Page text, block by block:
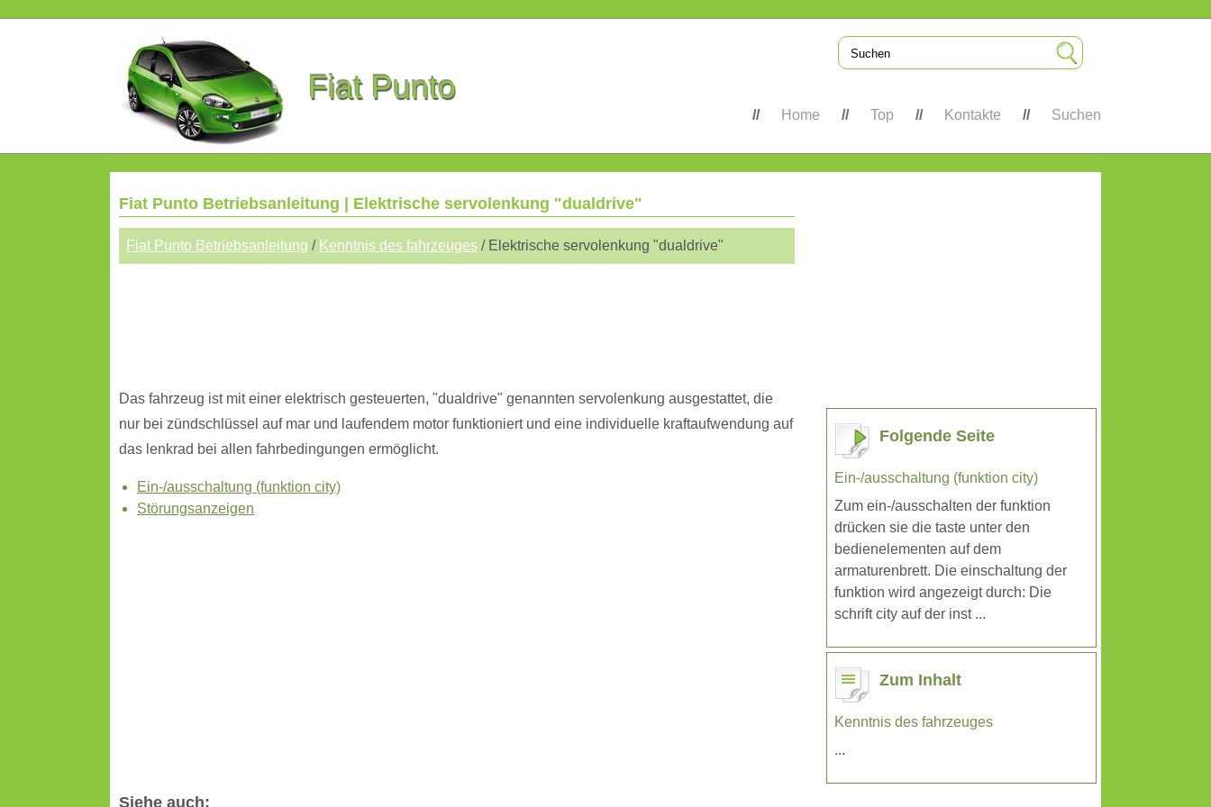
Fiat Punto
Home Top Kontakte Suchen
Fiat Punto Betriebsanleitung | Elektrische servolenkung "dualdrive"
Fiat Punto Betriebsanleitung / Kenntnis des fahrzeuges / Elektrische servolenkung "dualdrive"
Das fahrzeug ist mit einer elektrisch gesteuerten, "dualdrive" genannten servolenkung ausgestattet, die
nur bei zündschlüssel auf mar und laufendem motor funktioniert und eine individuelle kraftaufwendung auf
das lenkrad bei allen fahrbedingungen ermöglicht.
Ein-/ausschaltung (funktion city)
Störungsanzeigen
Siehe auch:
Folgende Seite
Ein-/ausschaltung (funktion city)
Zum ein-/ausschalten der funktion
drücken sie die taste unter den
bedienelementen auf dem
armaturenbrett. Die einschaltung der
funktion wird angezeigt durch: Die
schrift city auf der inst ...
Zum Inhalt
Kenntnis des fahrzeuges
...